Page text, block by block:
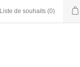
Liste de souhaits (0)